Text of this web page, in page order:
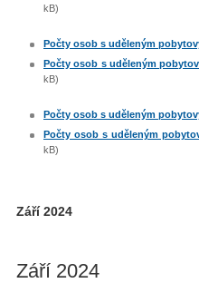
kB)
Počty osob s uděleným
Počty osob s uděleným
kB)
Počty osob s uděleným
Počty osob s uděleným
kB)
Září 2024
Září 2024